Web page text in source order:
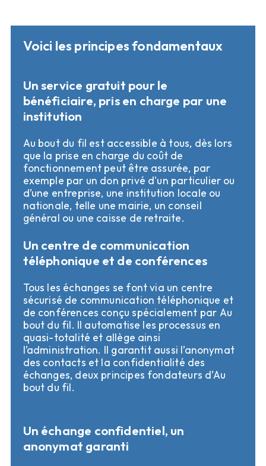
Voici les principes fondamentaux
Un service gratuit pour le
bénéficiaire, pris en charge par une
institution
Au bout du fil est accessible à tous, dès lors
que la prise en charge du coût de
fonctionnement peut être assurée, par
exemple par un don privé d'un particulier ou
d’une entreprise, une institution locale ou
nationale, telle une mairie, un conseil
général ou une caisse de retraite.
Un centre de communication
téléphonique et de conférences
Tous les échanges se font via un centre
sécurisé de communication téléphonique et
de conférences conçu spécialement par Au
bout du fil. Il automatise les processus en
quasi-totalité et allège ainsi
l’administration. Il garantit aussi l’anonymat
des contacts et la confidentialité des
échanges, deux principes fondateurs d’Au
bout du fil.
Un échange confidentiel, un
anonymat garanti